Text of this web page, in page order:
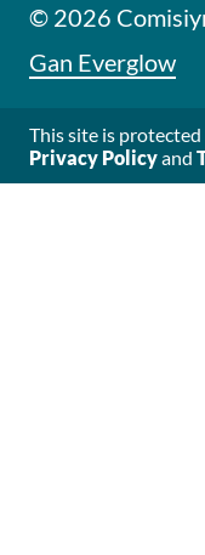
© 2026
Gan Everglow
This site is
Privacy Policyand